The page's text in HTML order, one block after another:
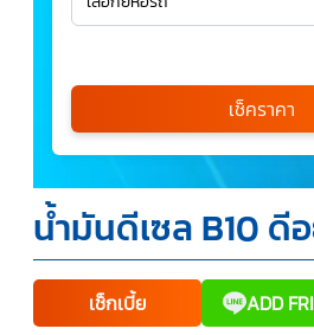
เลือกรุ่นรถ
กรุณาเลือก
*
ข้าพเจ้ารับทราบนโยบายคุ้มครองข้
ให้บริษัท SILKSPAN อินชัวรันซ์ โบร
บริษัทในเครือที่เกี่ยวข้องกัน ตลอดจ
พันธมิตรของบริษัทเหล่านี้ สามารถเก็
ข้อมูลส่วนบุคคลและข้อมูลส่วนบุคคล
ข้าพเจ้า เพื่อวัตถุประสงค์ในการดำเ
เช็คราคา
น้ำมันดีเซล B10 ดี
เช็กเบี้ย ADD